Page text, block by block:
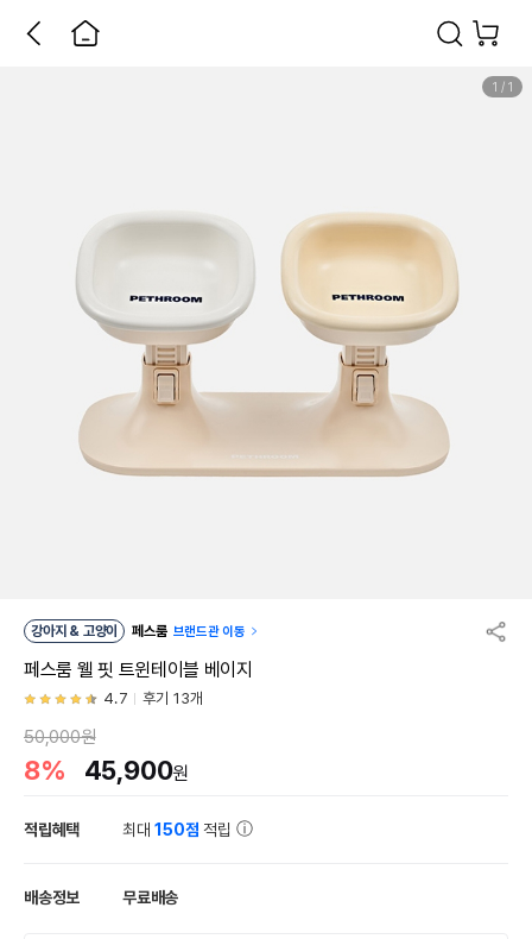
1 / 1
강아지 & 고양이 페스룸 브랜드관 이동
페스룸 웰 핏 트윈테이블 베이지
4.7 후기 13개
50,000원
8% 45,900원
적립혜택 최대150점 적립
배송정보 무료배송